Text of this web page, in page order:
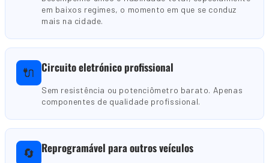
em baixos regimes, o momento em que se conduz
mais na cidade.
🔌 Circuito eletrónico profissional
Sem resistência ou potenciômetro barato. Apenas
componentes de qualidade profissional.
🔄 Reprogramável para outros veículos